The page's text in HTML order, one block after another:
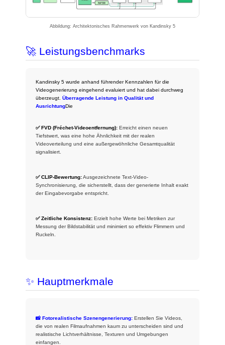
Abbildung: Architektonisches Rahmenwerk von Kandinsky 5
🚀 Leistungsbenchmarks
Kandinsky 5 wurde anhand führender Kennzahlen für die
Videogenerierung eingehend evaluiert und hat dabei durchweg
überzeugt.Überragende Leistung in Qualität und
AusrichtungDie
✅ FVD (Fréchet-Videoentfernung): Erreicht einen neuen
Tiefstwert, was eine hohe Ähnlichkeit mit der realen
Videoverteilung und eine außergewöhnliche Gesamtqualität
signalisiert.
✅ CLIP-Bewertung:Ausgezeichnete Text-Video-
Synchronisierung, die sicherstellt, dass der generierte Inhalt exakt
der Eingabevorgabe entspricht.
✅ Zeitliche Konsistenz: Erzielt hohe Werte bei Metriken zur
Messung der Bildstabilität und minimiert so effektiv Flimmern und
Ruckeln.
✨ Hauptmerkmale
📸 Fotorealistische Szenengenerierung: Erstellen Sie Videos,
die von realen Filmaufnahmen kaum zu unterscheiden sind und
realistische Lichtverhältnisse, Texturen und Umgebungen
einfangen.